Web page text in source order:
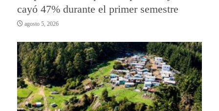
cayó 47% durante el primer semestre
agosto 5, 2026